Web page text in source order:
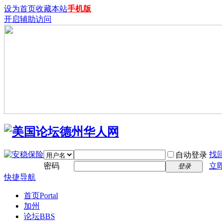
设为首页收藏本站手机版
开启辅助访问
自动登录 找
密码
登录
立
快捷导航
首页Portal
加州
论坛BBS